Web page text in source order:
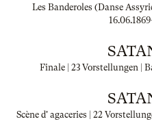
Les Banderoles (Danse
16.06.1869
Finale | 23 Vorstellungen |
Scène d' agaceries | 22